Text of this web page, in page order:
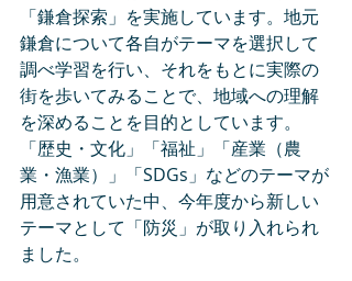
「鎌倉探索」を実施しています。地元
鎌倉について各自がテーマを選択して
調べ学習を行い、それをもとに実際の
街を歩いてみることで、地域への理解
を深めることを目的としています。
「歴史・文化」「福祉」「産業（農
業・漁業）」「SDGs」などのテーマが
用意されていた中、今年度から新しい
テーマとして「防災」が取り入れられ
ました。